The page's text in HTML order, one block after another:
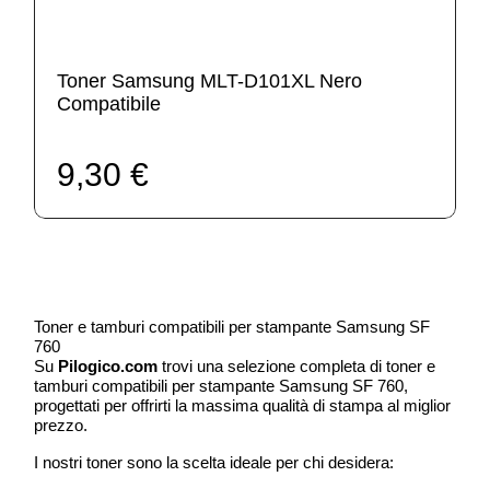
Toner Samsung MLT-D101XL Nero
Compatibile
9,30 €
Toner e tamburi compatibili per stampante Samsung SF
760
Su Pilogico.com trovi una selezione completa di toner e
tamburi compatibili per stampante Samsung SF 760,
progettati per offrirti la massima qualità di stampa al miglior
prezzo.
I nostri toner sono la scelta ideale per chi desidera: